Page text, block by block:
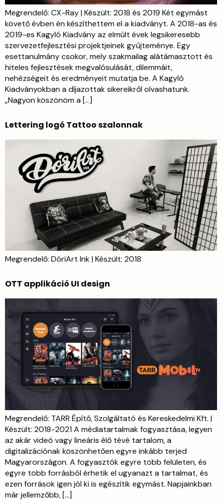
Megrendelő: CX-Ray | Készült: 2018 és 2019 Két egymást
követő évben én készíthettem el a kiadványt. A 2018-as és
2019-es Kagyló Kiadvány az elmúlt évek legsikeresebb
szervezetfejlesztési projektjeinek gyűjteménye. Egy
esettanulmány csokor, mely szakmailag alátámasztott és
hiteles fejlesztések megvalósulását, dilemmáit,
nehézségeit és eredményeit mutatja be. A Kagyló
Kiadványokban a díjazottak sikereikről olvashatunk.
„Nagyon köszönöm a […]
Lettering logó Tattoo szalonnak
Megrendelő: DóriArt Ink | Készült: 2018
OTT applikáció UI design
Megrendelő: TARR Építő, Szolgáltató és Kereskedelmi Kft. |
Készült: 2018-2021 A médiatartalmak fogyasztása, legyen
az akár videó vagy lineáris élő tévé tartalom, a
digitalizációnak köszönhetően egyre inkább terjed
Magyarországon. A fogyasztók egyre több felületen, és
egyre több forrásból érhetik el ugyanazt a tartalmat, és
ezen források igen jól ki is egészítik egymást. Napjainkban
már jellemzőbb, […]